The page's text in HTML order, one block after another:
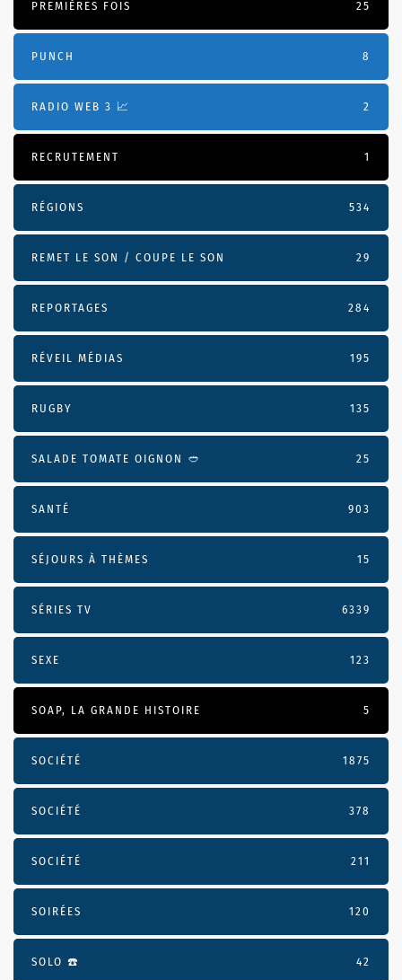
PREMIÈRES FOIS 25
PUNCH 8
RADIO WEB 3 📈 2
RECRUTEMENT 1
RÉGIONS 534
REMET LE SON / COUPE LE SON 29
REPORTAGES 284
RÉVEIL MÉDIAS 195
RUGBY 135
SALADE TOMATE OIGNON 🥙 25
SANTÉ 903
SÉJOURS À THÈMES 15
SÉRIES TV 6339
SEXE 123
SOAP, LA GRANDE HISTOIRE 5
SOCIÉTÉ 1875
SOCIÉTÉ 378
SOCIÉTÉ 211
SOIRÉES 120
SOLO ☎️ 42